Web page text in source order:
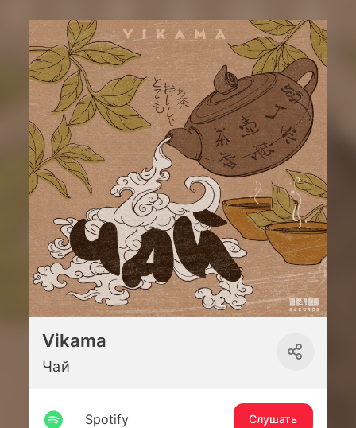
Vikama
Чай
Spotify Слушать